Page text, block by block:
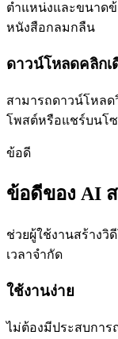
ตำแหน่งและขนาด
หนังสือกลมกลืน
ดาวน์โหลดคลิกเ
สามารถดาวน์โหล
โพสต์หรือแชร์บนโซ
ข้อดี
ข้อดีของ AI
ช่วยผู้ใช้งานสร้างวิ
เวลาจำกัด
ใช้งานง่าย
ไม่ต้องมีประสบกา